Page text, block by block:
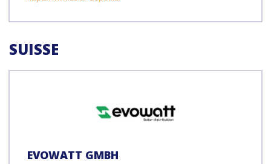
SUISSE
EVOWATT GMBH